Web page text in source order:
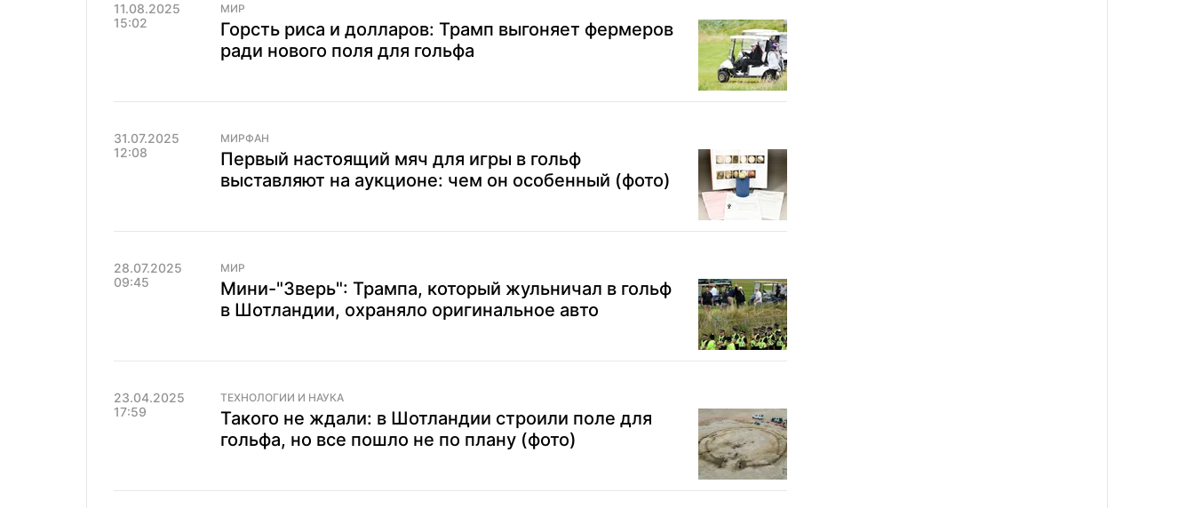
11.08.2025
15:02
МИР
Горсть риса и долларов: Трамп выгоняет фермеров
ради нового поля для гольфа
31.07.2025
12:08
МИРФАН
Первый настоящий мяч для игры в гольф
выставляют на аукционе: чем он особенный (фото)
28.07.2025
09:45
МИР
Мини-"Зверь": Трампа, который жульничал в гольф
в Шотландии, охраняло оригинальное авто
23.04.2025
17:59
ТЕХНОЛОГИИ И НАУКА
Такого не ждали: в Шотландии строили поле для
гольфа, но все пошло не по плану (фото)